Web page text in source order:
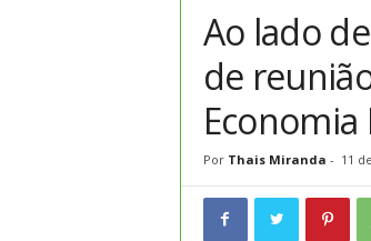
Ao lado
de
Por Thais Miranda - 11